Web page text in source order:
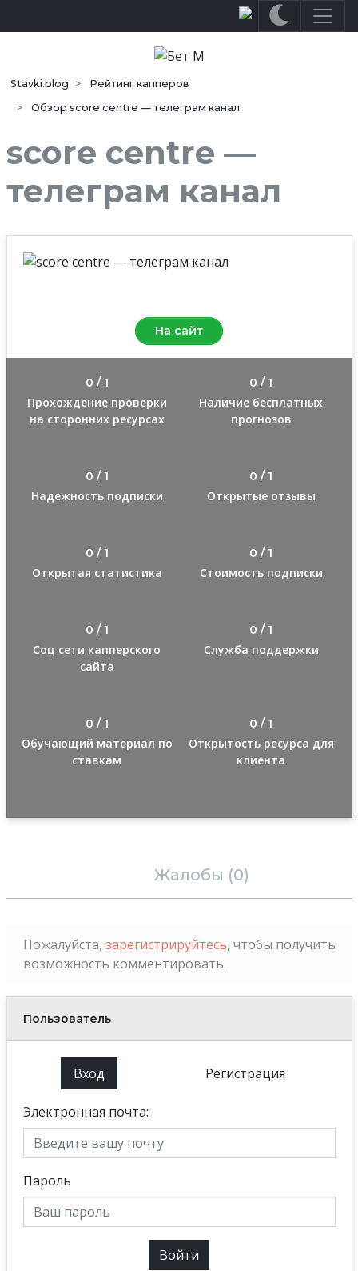
Stavki.blog
Рейтинг капперов
Обзор score centre — телеграм канал
score centre —
телеграм канал
На сайт
0 / 1
Прохождение проверки
на сторонних ресурсах
0 / 1
Наличие бесплатных
прогнозов
0 / 1
Надежность подписки
0 / 1
Открытые отзывы
0 / 1
Открытая статистика
0 / 1
Стоимость подписки
0 / 1
Соц сети капперского
сайта
0 / 1
Служба поддержки
0 / 1
Обучающий материал по
ставкам
0 / 1
Открытость ресурса для
клиента
Жалобы (0)
Пожалуйста, зарегистрируйтесь, чтобы получить
возможность комментировать.
Пользователь
Вход Регистрация
Электронная почта:
Пароль
Войти